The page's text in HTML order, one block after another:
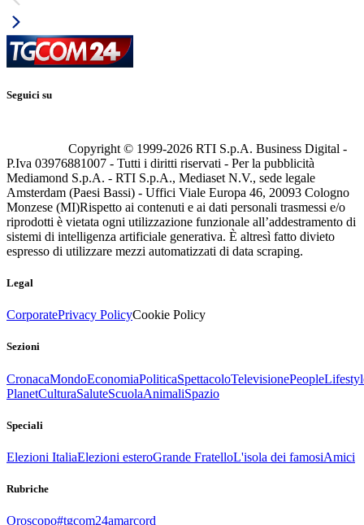
Seguici su
Copyright © 1999-2026 RTI S.p.A. Business Digital -
P.Iva 03976881007 - Tutti i diritti riservati - Per la pubblicità
Mediamond S.p.A. - RTI S.p.A., Mediaset N.V., sede legale
Amsterdam (Paesi Bassi) - Uffici Viale Europa 46, 20093 Cologno
Monzese (MI)Rispetto ai contenuti e ai dati personali trasmessi e/o
riprodotti è vietata ogni utilizzazione funzionale all’addestramento di
sistemi di intelligenza artificiale generativa. È altresì fatto divieto
espresso di utilizzare mezzi automatizzati di data scraping.
Legal
CorporatePrivacy PolicyCookie Policy
Sezioni
CronacaMondoEconomiaPoliticaSpettacoloTelevisionePeople
PlanetCulturaSaluteScuolaAnimaliSpazio
Speciali
Elezioni ItaliaElezioni esteroGrande FratelloL'isola dei famosiAmici
Rubriche
Oroscopo#tgcom24amarcord